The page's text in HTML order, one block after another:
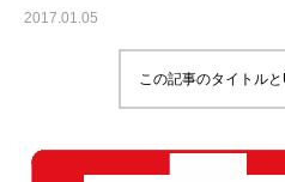
2017.01.05
この記事のタイトル